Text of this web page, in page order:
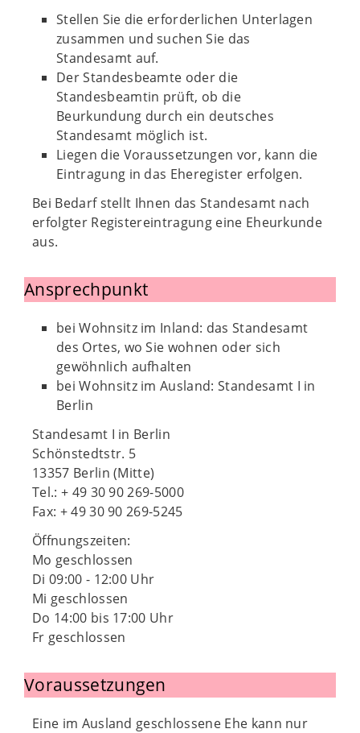
Stellen Sie die erforderlichen Unterlagen
zusammen und suchen Sie das
Standesamt auf.
Der Standesbeamte oder die
Standesbeamtin prüft, ob die
Beurkundung durch ein deutsches
Standesamt möglich ist.
Liegen die Voraussetzungen vor, kann die
Eintragung in das Eheregister erfolgen.
Bei Bedarf stellt Ihnen das Standesamt nach
erfolgter Registereintragung eine Eheurkunde
aus.
Ansprechpunkt
bei Wohnsitz im Inland: das Standesamt
des Ortes, wo Sie wohnen oder sich
gewöhnlich aufhalten
bei Wohnsitz im Ausland: Standesamt I in
Berlin
Standesamt I in Berlin
Schönstedtstr. 5
13357 Berlin (Mitte)
Tel.: + 49 30 90 269-5000
Fax: + 49 30 90 269-5245
Öffnungszeiten:
Mo geschlossen
Di 09:00 - 12:00 Uhr
Mi geschlossen
Do 14:00 bis 17:00 Uhr
Fr geschlossen
Voraussetzungen
Eine im Ausland geschlossene Ehe kann nur